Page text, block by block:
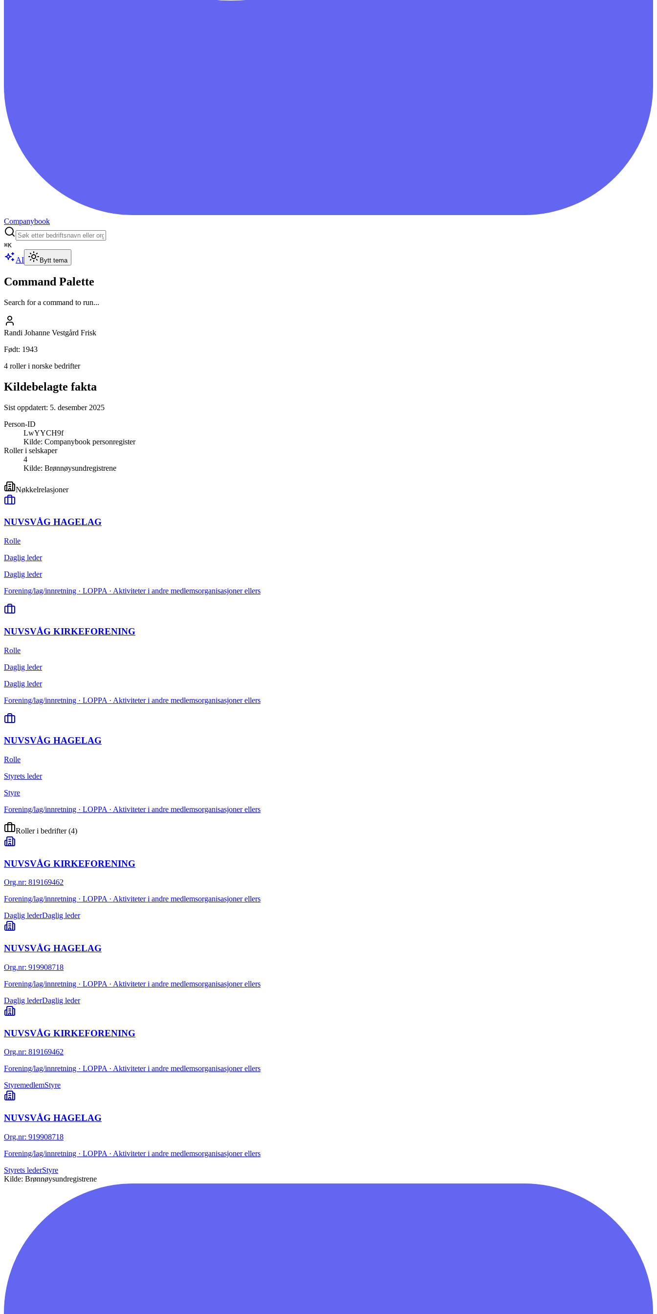
Companybook
⌘K
AI Bytt tema
Command Palette
Search for a command to run...
Randi Johanne Vestgård Frisk
Født: 1943
4 roller i norske bedrifter
Kildebelagte fakta
Sist oppdatert: 5. desember 2025
Person-ID
LwYYCH9f
Kilde: Companybook personregister
Roller i selskaper
4
Kilde: Brønnøysundregistrene
Nøkkelrelasjoner
NUVSVÅG HAGELAG
Rolle
Daglig leder
Daglig leder
Forening/lag/innretning · LOPPA · Aktiviteter i andre medlemsorganisasjoner ellers
NUVSVÅG KIRKEFORENING
Rolle
Daglig leder
Daglig leder
Forening/lag/innretning · LOPPA · Aktiviteter i andre medlemsorganisasjoner ellers
NUVSVÅG HAGELAG
Rolle
Styrets leder
Styre
Forening/lag/innretning · LOPPA · Aktiviteter i andre medlemsorganisasjoner ellers
Roller i bedrifter(4)
NUVSVÅG KIRKEFORENING
Org.nr: 819169462
Forening/lag/innretning · LOPPA · Aktiviteter i andre medlemsorganisasjoner ellers
Daglig lederDaglig leder
NUVSVÅG HAGELAG
Org.nr: 919908718
Forening/lag/innretning · LOPPA · Aktiviteter i andre medlemsorganisasjoner ellers
Daglig lederDaglig leder
NUVSVÅG KIRKEFORENING
Org.nr: 819169462
Forening/lag/innretning · LOPPA · Aktiviteter i andre medlemsorganisasjoner ellers
StyremedlemStyre
NUVSVÅG HAGELAG
Org.nr: 919908718
Forening/lag/innretning · LOPPA · Aktiviteter i andre medlemsorganisasjoner ellers
Styrets lederStyre
Kilde: Brønnøysundregistrene